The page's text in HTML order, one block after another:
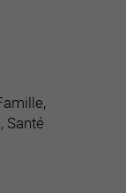
Santé